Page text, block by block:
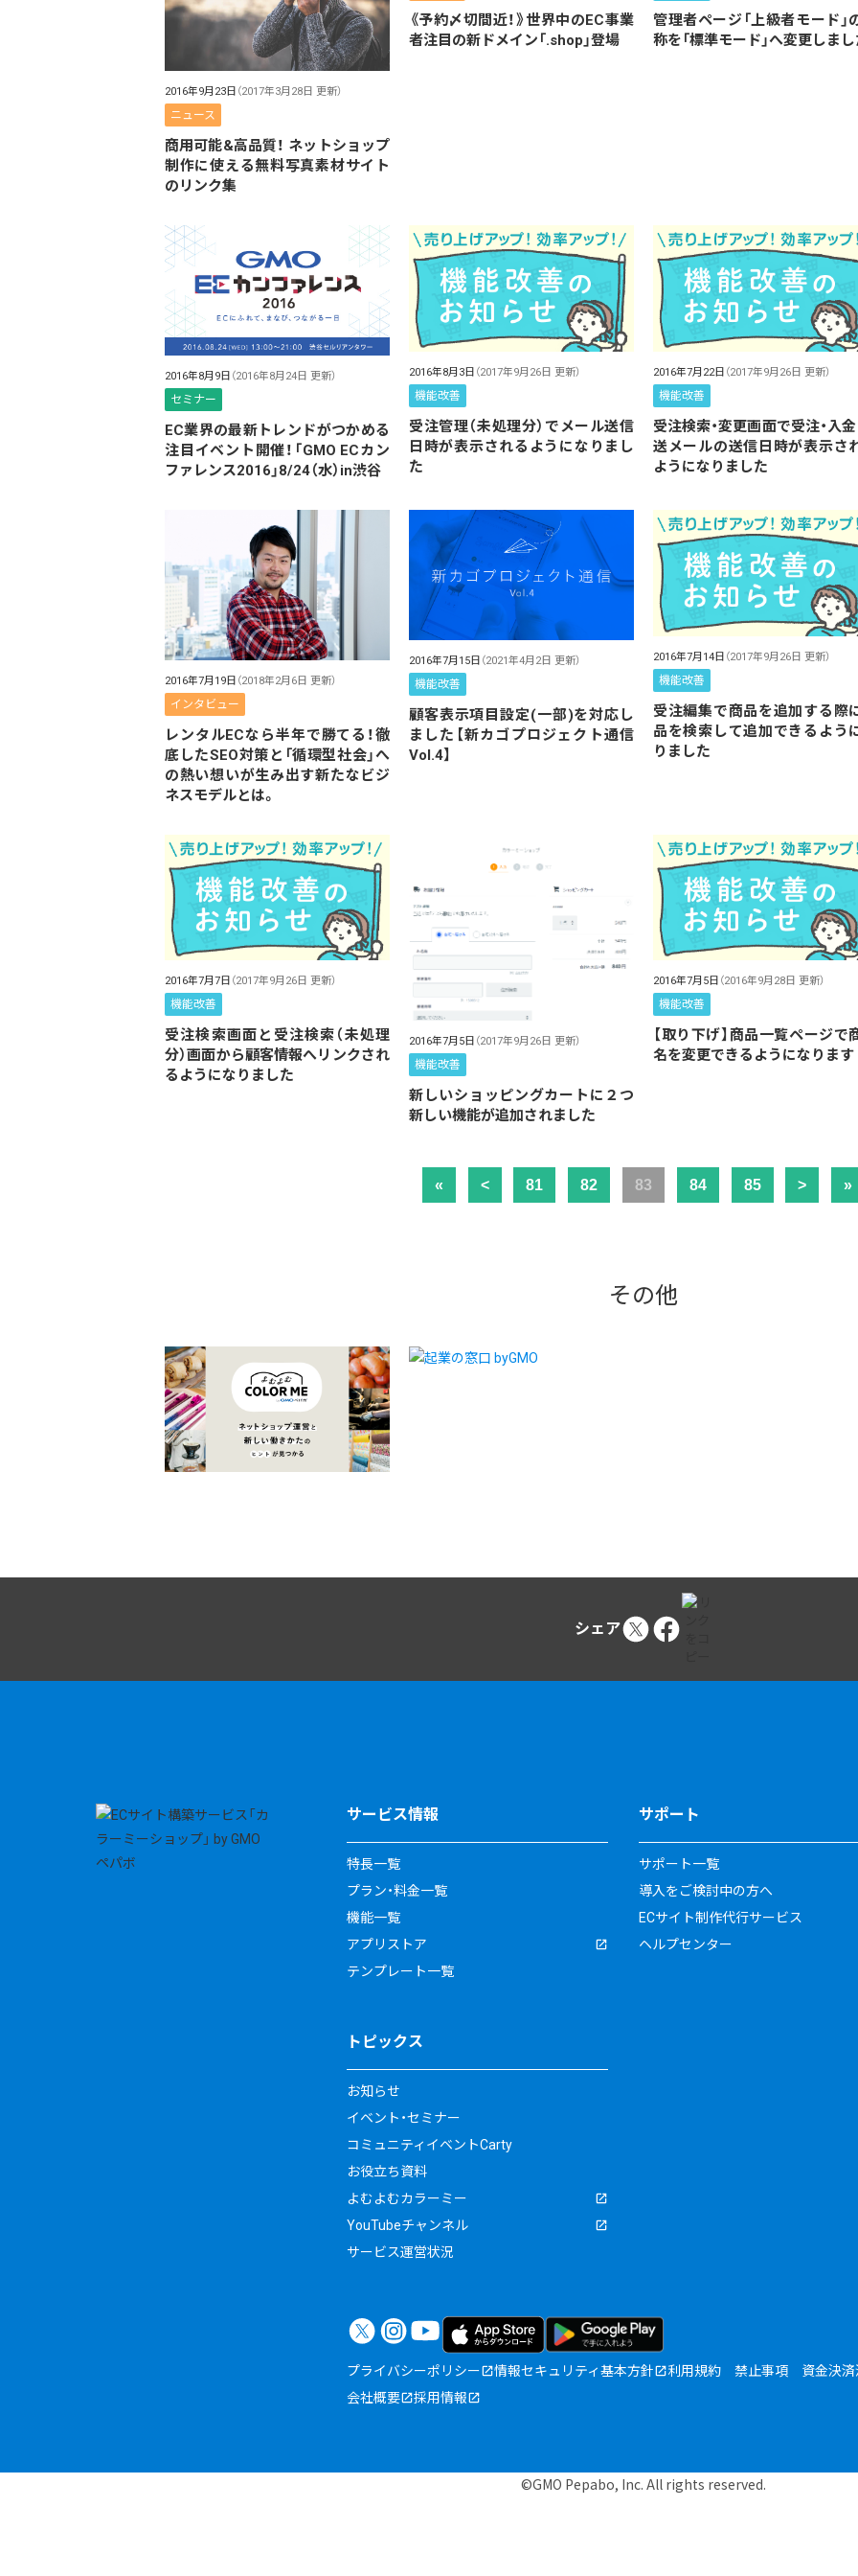
2016年9月23日 （2017年3月28日 更新）
ニュース
商用可能&高品質！ ネットショップ
制作に使える無料写真素材サイト
のリンク集
《予約〆切間近！》世界中のEC事業
者注目の新ドメイン「.shop」登場
管理者ページ「上級者モード」
称を「標準モード」へ変更しま
2016年8月9日 （2016年8月24日 更新）
セミナー
EC業界の最新トレンドがつかめる
注目イベント開催！「GMO ECカン
ファレンス2016」8/24（水）in渋谷
2016年8月3日 （2017年9月26日 更新）
機能改善
受注管理（未処理分）でメール送信
日時が表示されるようになりまし
た
2016年7月22日 （2017年9月26日 更新）
機能改善
受注検索・変更画面で受注・入金
送メールの送信日時が表示さ
ようになりました
2016年7月19日 （2018年2月6日 更新）
インタビュー
レンタルECなら半年で勝てる！徹
底したSEO対策と「循環型社会」へ
の熱い想いが生み出す新たなビジ
ネスモデルとは。
2016年7月15日 （2021年4月2日 更新）
機能改善
顧客表示項目設定(一部)を対応し
ました【新カゴプロジェクト通信
Vol.4】
2016年7月14日 （2017年9月26日 更新）
機能改善
受注編集で商品を追加する際
品を検索して追加できるよう
りました
2016年7月7日 （2017年9月26日 更新）
機能改善
受注検索画面と受注検索（未処理
分）画面から顧客情報へリンクされ
るようになりました
2016年7月5日 （2017年9月26日 更新）
機能改善
新しいショッピングカートに２つ
新しい機能が追加されました
2016年7月5日 （2016年9月28日 更新）
機能改善
【取り下げ】商品一覧ページで
名を変更できるようになります
« < 81 82 83 84 85 > »
その他
シェア
サービス情報
特長一覧
プラン・料金一覧
機能一覧
アプリストア
テンプレート一覧
サポート
サポート一覧
導入をご検討中の方へ
ECサイト制作代行サービス
ヘルプセンター
トピックス
お知らせ
イベント・セミナー
コミュニティイベントCarty
お役立ち資料
よむよむカラーミー
YouTubeチャンネル
サービス運営状況
プライバシーポリシー 情報セキュリティ基本方針 利用規約 禁止事項
資金決
会社概要
採用情報
©GMO Pepabo, Inc. All rights reserved.